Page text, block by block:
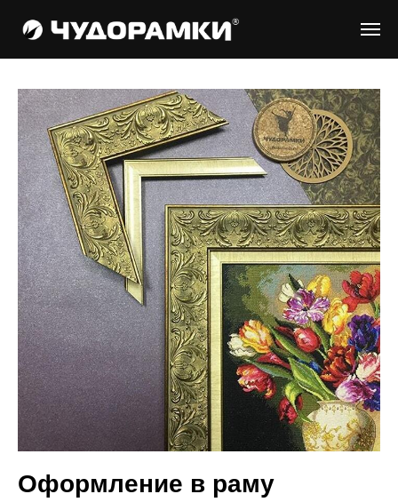
Оформление в раму